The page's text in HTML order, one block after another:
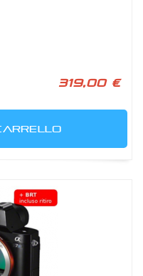
319,00 €